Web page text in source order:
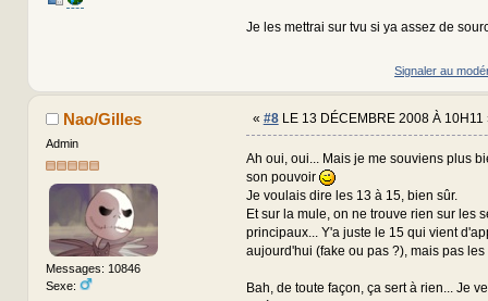
Je les mettrai sur tvu si ya assez de
Signaler au
Nao/Gilles
Admin
Messages: 10846
Sexe:
« #8LE 13 DÉCEMBRE 2008 À 10H11
Ah oui, oui... Mais je me souviens plus
son pouvoir
Je voulais dire les 13 à 15, bien sûr.
Et sur la mule, on ne trouve rien sur les
principaux... Y'a juste le 15 qui vient
aujourd'hui (fake ou pas ?), mais pas les
Bah, de toute façon, ça sert à rien... Je